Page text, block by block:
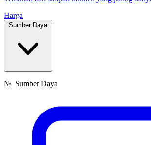
Harga
Sumber Daya
№ Sumber Daya